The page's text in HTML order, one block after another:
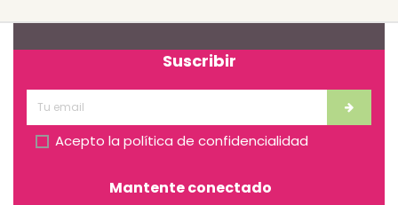
Suscribir
Acepto la política de confidencialidad
Mantente conectado